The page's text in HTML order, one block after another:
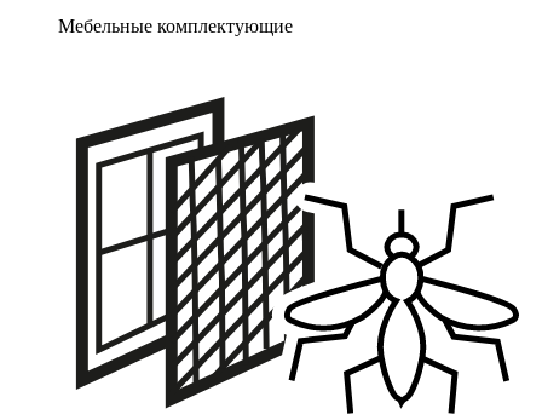
Мебельные комплектующие